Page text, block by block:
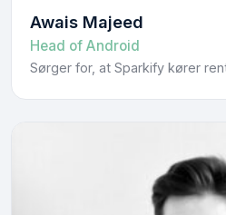
Awais Majeed
Head of Android
Sørger for, at Sparkify kører